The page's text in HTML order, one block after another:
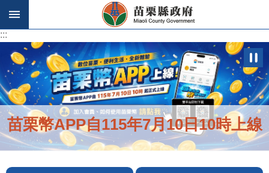
跳到主要內容區塊
:::
苗栗幣APP自115年7月10日10時上線